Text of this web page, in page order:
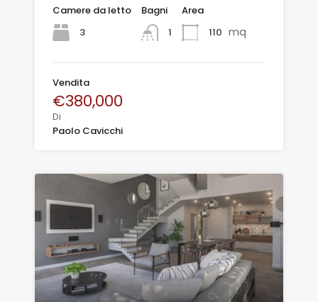
Camere da letto
3
Bagni
1
Area
110 mq
Vendita
€380,000
Di
Paolo Cavicchi